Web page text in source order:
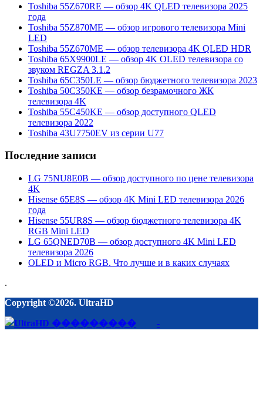
Toshiba 55Z670RE — обзор 4K QLED телевизора 2025
года
Toshiba 55Z870ME — обзор игрового телевизора Mini
LED
Toshiba 55Z670ME — обзор телевизора 4K QLED HDR
Toshiba 65X9900LE — обзор 4K OLED телевизора со
звуком REGZA 3.1.2
Toshiba 65C350LE — обзор бюджетного телевизора 2023
Toshiba 50C350KE — обзор безрамочного ЖК
телевизора 4K
Toshiba 55C450KE — обзор доступного QLED
телевизора 2022
Toshiba 43U7750EV из серии U77
Последние записи
LG 75NU8E0B — обзор доступного по цене телевизора
4K
Hisense 65E8S — обзор 4K Mini LED телевизора 2026
года
Hisense 55UR8S — обзор бюджетного телевизора 4K
RGB Mini LED
LG 65QNED70B — обзор доступного 4K Mini LED
телевизора 2026
OLED и Micro RGB. Что лучше и в каких случаях
.
Copyright ©2026. UltraHD
-